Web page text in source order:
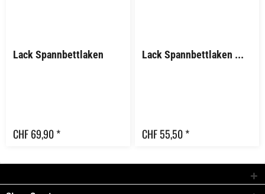
Lack Spannbettlaken
CHF 69,90 *
Lack Spannbettlaken 160 x 200cm
CHF 55,50 *